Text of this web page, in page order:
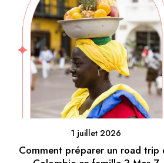
1 juillet 2026
Comment préparer un road trip